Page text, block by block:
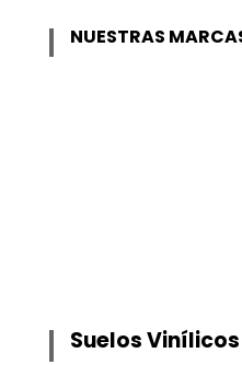
NUESTRAS
Suelos Vinílicos